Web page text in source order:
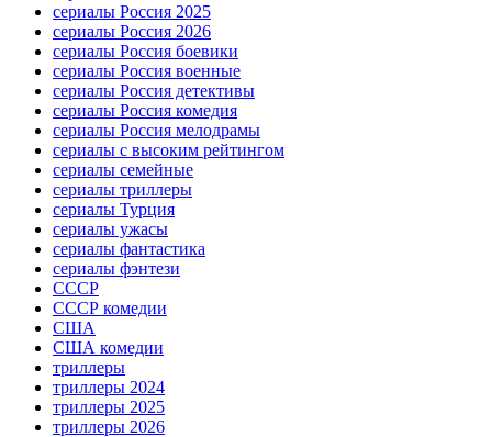
сериалы Россия 2025
сериалы Россия 2026
сериалы Россия боевики
сериалы Россия военные
сериалы Россия детективы
сериалы Россия комедия
сериалы Россия мелодрамы
сериалы с высоким рейтингом
сериалы семейные
сериалы триллеры
сериалы Турция
сериалы ужасы
сериалы фантастика
сериалы фэнтези
СССР
СССР комедии
США
США комедии
триллеры
триллеры 2024
триллеры 2025
триллеры 2026